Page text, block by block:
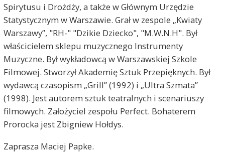
Spirytusu i Drożdży, a także w Głównym Urzędzie
Statystycznym w Warszawie. Grał w zespole „Kwiaty
Warszawy”, "RH-" "Dzikie Dziecko", "M.W.N.H". Był
właścicielem sklepu muzycznego Instrumenty
Muzyczne. Był wykładowcą w Warszawskiej Szkole
Filmowej. Stworzył Akademię Sztuk Przepięknych. Był
wydawcą czasopism „Grill” (1992) i „Ultra Szmata”
(1998). Jest autorem sztuk teatralnych i scenariuszy
filmowych. Założyciel zespołu Perfect. Bohaterem
Prorocka jest Zbigniew Hołdys.
Zaprasza Maciej Papke.